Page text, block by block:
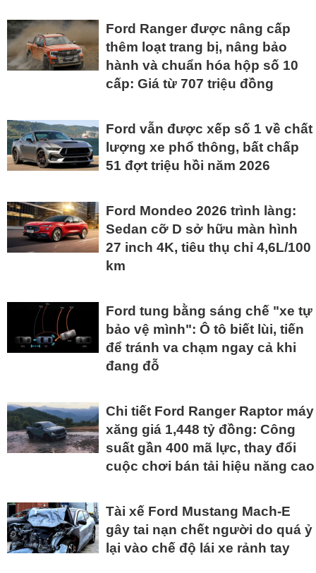
Ford Ranger được nâng cấp
thêm loạt trang bị, nâng bảo
hành và chuẩn hóa hộp số 10
cấp: Giá từ 707 triệu đồng
Ford vẫn được xếp số 1 về chất
lượng xe phổ thông, bất chấp
51 đợt triệu hồi năm 2026
Ford Mondeo 2026 trình làng:
Sedan cỡ D sở hữu màn hình
27 inch 4K, tiêu thụ chỉ 4,6L/100
km
Ford tung bằng sáng chế "xe tự
bảo vệ mình": Ô tô biết lùi, tiến
để tránh va chạm ngay cả khi
đang đỗ
Chi tiết Ford Ranger Raptor máy
xăng giá 1,448 tỷ đồng: Công
suất gần 400 mã lực, thay đổi
cuộc chơi bán tải hiệu năng cao
Tài xế Ford Mustang Mach-E
gây tai nạn chết người do quá ỷ
lại vào chế độ lái xe rảnh tay